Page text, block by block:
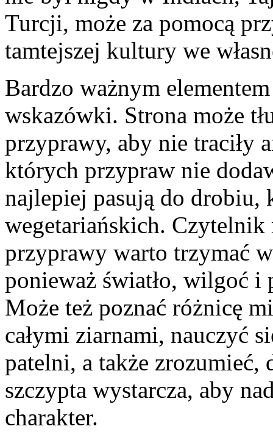
Turcji, może za pomocą
tamtejszej kultury we
Bardzo ważnym
wskazówki. Strona może
przyprawy, aby nie traciły
których przypraw nie
najlepiej pasują do drobiu,
wegetariańskich. Czytelnik
przyprawy warto trzymać
ponieważ światło, wilgoć i
Może też poznać różnicę
całymi ziarnami, nauczyć
patelni, a także zrozumieć,
szczypta wystarcza, aby
charakter.